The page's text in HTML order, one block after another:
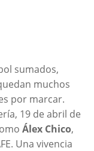
sumados,
muchos
por marcar.
19 de abril de
Álex Chico,
Una vivencia